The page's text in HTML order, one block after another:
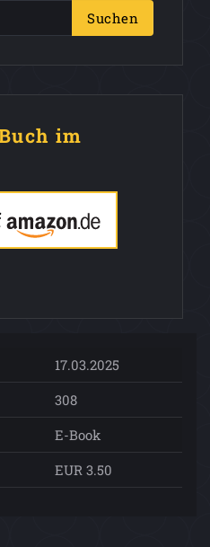
Suchen
im
17.03.2025
308
E-Book
EUR 3.50